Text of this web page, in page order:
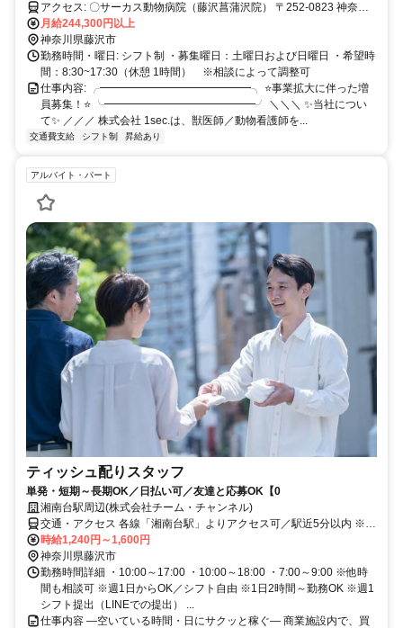
アクセス: 〇サーカス動物病院（藤沢菖蒲沢院） 〒252-0823 神奈川
県 藤沢市 菖蒲沢910 「湘南台駅」「長後駅」「海老名駅」よりバス
で6分～10分 〇サーカス動物医療センター（湘南辻堂院） 〒251-
0042 神奈川県 藤沢市 辻堂新町1-12-9 「辻堂駅」より徒歩7分
月給244,300円以上
神奈川県藤沢市
勤務時間・曜日: シフト制 ・募集曜日：土曜日および日曜日 ・希望時
間：8:30~17:30（休憩 1時間） ※相談によって調整可
仕事内容: ╭━━━━━━━━━━━━━━╮ ⭐事業拡大に伴った増
員募集！⭐ ╰━━━━━━━━━━━━━━╯ ＼＼＼ ✨当社につい
て✨ ／／／ 株式会社 1sec.は、獣医師／動物看護師を...
交通費支給 シフト制 昇給あり
アルバイト・パート
ティッシュ配りスタッフ
単発・短期～長期OK／日払い可／友達と応募OK【0
湘南台駅周辺(株式会社チーム・チャンネル)
交通・アクセス 各線「湘南台駅」よりアクセス可／駅近5分以内 ※直
行直帰OK
時給1,240円～1,600円
神奈川県藤沢市
勤務時間詳細 ・10:00～17:00 ・10:00～18:00 ・7:00～9:00 ※他時
間も相談可 ※週1日からOK／シフト自由 ※1日2時間～勤務OK ※週1
シフト提出（LINEでの提出） ...
仕事内容 ―空いている時間・日にサクッと稼ぐ― 商業施設内で、買